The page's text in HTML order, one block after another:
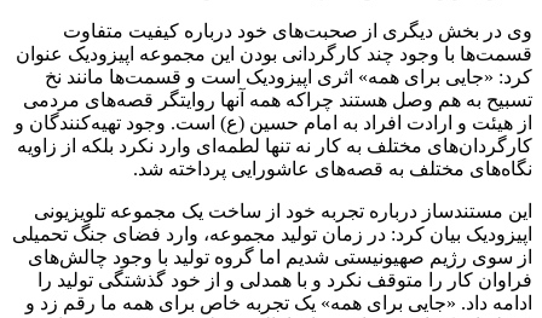
وی در بخش دیگری از صحبت‌های خود درباره کیفیت متفاوت
قسمت‌ها با وجود چند کارگردانی بودن این مجموعه اپیزودیک عنوان
کرد: «جایی برای همه» اثری اپیزودیک است و قسمت‌ها مانند نخ
تسبیح به هم وصل هستند چراکه همه آنها روایتگر قصه‌های مردمی
از هیئت و ارادت افراد به امام حسین (ع) است. وجود تهیه‌کنندگان و
کارگردان‌های مختلف به کار نه تنها لطمه‌ای وارد نکرد بلکه از زاویه
نگاه‌های مختلف به قصه‌های عاشورایی پرداخته شد.
این مستندساز درباره تجربه خود از ساخت یک مجموعه تلویزیونی
اپیزودیک بیان کرد: در زمان تولید مجموعه، وارد فضای جنگ تحمیلی
از سوی رژیم صهیونیستی شدیم اما گروه تولید با وجود چالش‌های
فراوان کار را متوقف نکرد و با همدلی و از خود گذشتگی تولید را
ادامه داد. «جایی برای همه» یک تجربه خاص برای همه ما رقم زد و